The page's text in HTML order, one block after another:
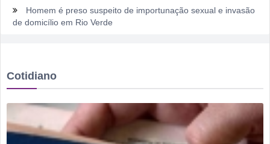
Homem é preso suspeito de importunação sexual e invasão
de domicílio em Rio Verde
Dois homens são presos suspeitos de tráfico de drogas em
Ela não quis dizer quem era, mas acabou identificada no
TCO
Cotidiano